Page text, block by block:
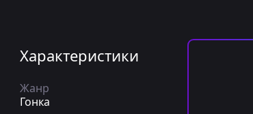
Характеристики
Жанр
Гонка